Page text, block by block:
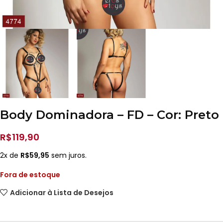
Body Dominadora – FD – Cor: Preto
R$119,90
2x de R$59,95 sem juros.
Fora de estoque
Adicionar à Lista de Desejos